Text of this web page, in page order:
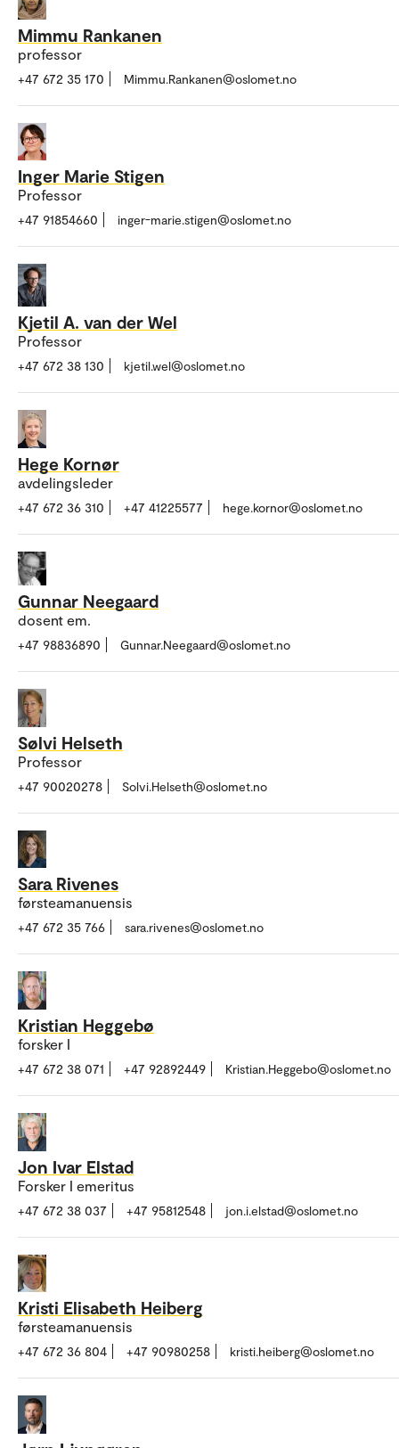
Mimmu Rankanen
professor
+47 672 35 170 Mimmu.Rankanen@oslomet.no
Inger Marie Stigen
Professor
+47 91854660 inger-marie.stigen@oslomet.no
Kjetil A. van der Wel
Professor
+47 672 38 130 kjetil.wel@oslomet.no
Hege Kornør
avdelingsleder
+47 672 36 310 +47 41225577 hege.kornor@oslomet.no
Gunnar Neegaard
dosent em.
+47 98836890 Gunnar.Neegaard@oslomet.no
Sølvi Helseth
Professor
+47 90020278 Solvi.Helseth@oslomet.no
Sara Rivenes
førsteamanuensis
+47 672 35 766 sara.rivenes@oslomet.no
Kristian Heggebø
forsker I
+47 672 38 071 +47 92892449 Kristian.Heggebo@oslomet.no
Jon Ivar Elstad
Forsker I emeritus
+47 672 38 037 +47 95812548 jon.i.elstad@oslomet.no
Kristi Elisabeth Heiberg
førsteamanuensis
+47 672 36 804 +47 90980258 kristi.heiberg@oslomet.no